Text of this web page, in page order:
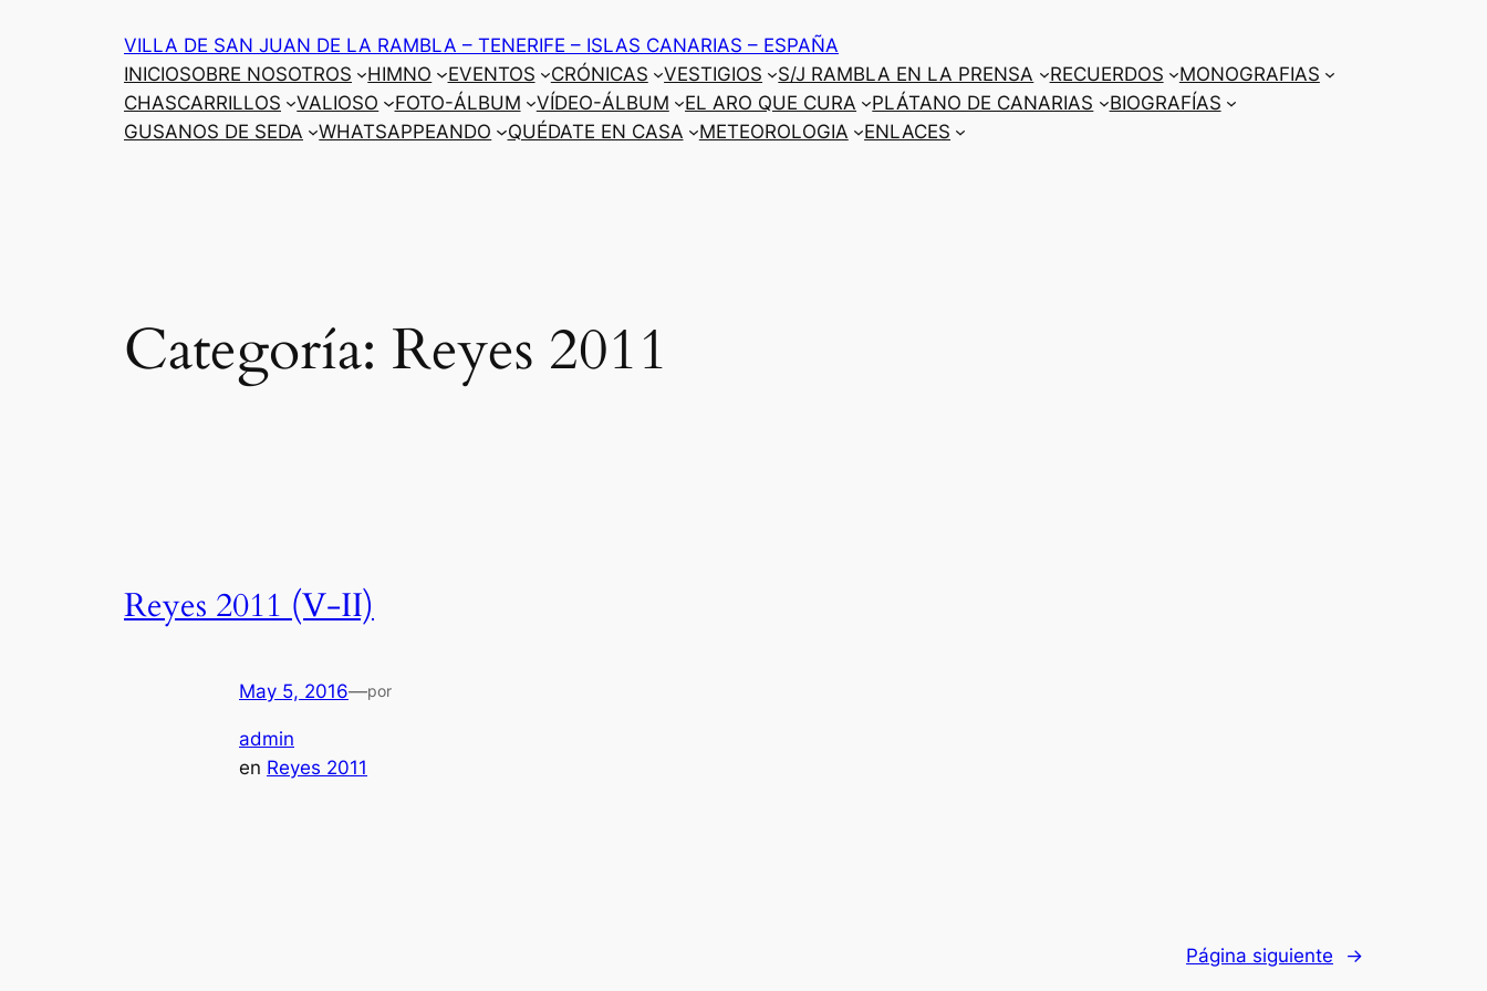
VILLA DE SAN JUAN DE LA RAMBLA – TENERIFE – ISLAS CANARIAS – ESPAÑA
INICIOSOBRE NOSOTROS HIMNO EVENTOS CRÓNICAS VESTIGIOS S/J RAMBLA EN LA PRENSA RECUERDOS
MONOGRAFIAS
CHASCARRILLOS
VALIOSO FOTO-ÁLBUM VÍDEO-ÁLBUM EL ARO QUE CURA PLÁTANO DE CANARIAS
BIOGRAFÍAS
GUSANOS DE SEDA
WHATSAPPEANDO QUÉDATE EN CASA METEOROLOGIA ENLACES
Categoría: Reyes 2011
Reyes 2011 (V-II)
May 5, 2016—por
admin
en Reyes 2011
Página siguiente →